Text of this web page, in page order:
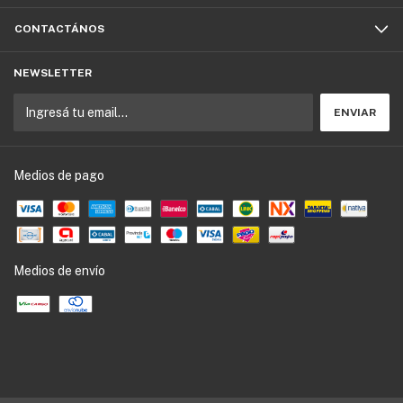
CONTACTÁNOS
NEWSLETTER
Medios de pago
Medios de envío